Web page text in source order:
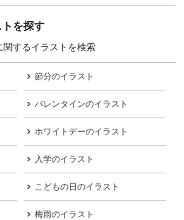
を探す
するイラストを検索
節分のイラスト
バレンタインのイラスト
ホワイトデーのイラスト
入学のイラスト
こどもの日のイラスト
梅雨のイラスト